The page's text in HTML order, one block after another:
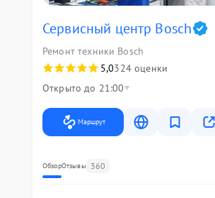
Сервисный центр Bosch
Ремонт техники Bosch
5,0324 оценки
Открыто до 21:00
Маршрут
ОбзорОтзывы 360